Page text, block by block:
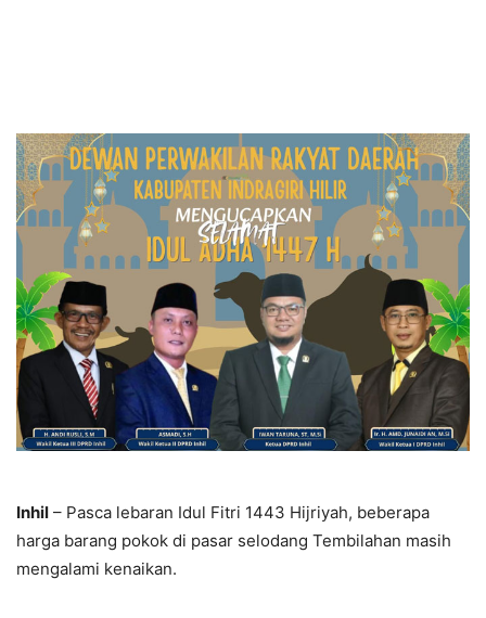
Inhil – Pasca lebaran Idul Fitri 1443 Hijriyah, beberapa
harga barang pokok di pasar selodang Tembilahan masih
mengalami kenaikan.